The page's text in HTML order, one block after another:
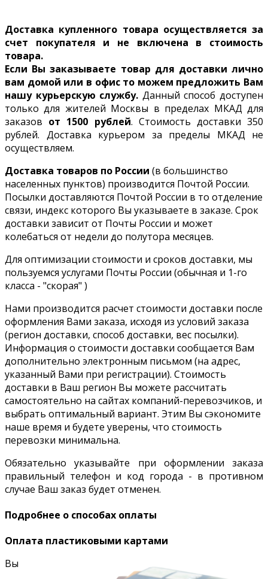
Доставка купленного товара осуществляется за
счет покупателя и не включена в стоимость
товара.
Если Вы заказываете товар для доставки лично
вам домой или в офис то можем предложить Вам
нашу курьерскую службу. Данный способ доступен
только для жителей Москвы в пределах МКАД для
заказов от 1500 рублей. Стоимость доставки 350
рублей. Доставка курьером за пределы МКАД не
осуществляем.
Доставка товаров по России (в большинство
населенных пунктов) производится Почтой России.
Посылки доставляются Почтой России в то отделение
связи, индекс которого Вы указываете в заказе. Срок
доставки зависит от Почты России и может
колебаться от недели до полутора месяцев.
Для оптимизации стоимости и сроков доставки, мы
пользуемся услугами Почты России (обычная и 1-го
класса - "скорая" )
Нами производится расчет стоимости доставки после
оформления Вами заказа, исходя из условий заказа
(регион доставки, способ доставки, вес посылки).
Информация о стоимости доставки сообщается Вам
дополнительно электронным письмом (на адрес,
указанный Вами при регистрации). Стоимость
доставки в Ваш регион Вы можете рассчитать
самостоятельно на сайтах компаний-перевозчиков, и
выбрать оптимальный вариант. Этим Вы сэкономите
наше время и будете уверены, что стоимость
перевозки минимальна.
Обязательно указывайте при оформлении заказа
правильный телефон и код города - в противном
случае Ваш заказ будет отменен.
Подробнее о способах оплаты
Оплата пластиковыми картами
Вы